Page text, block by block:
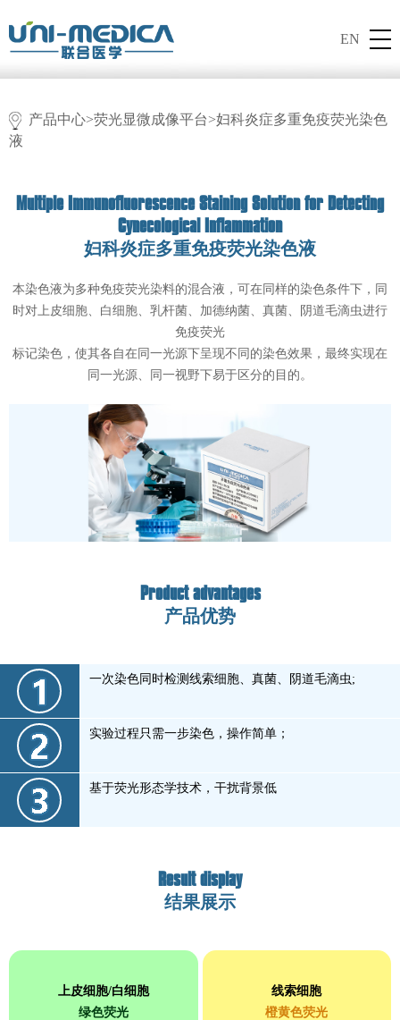
EN
产品中心>荧光显微成像平台>妇科炎症多重免疫荧光染色
液
Multiple Immunofluorescence Staining Solution for Detecting
Cynecological Inflammation
妇科炎症多重免疫荧光染色液
本染色液为多种免疫荧光染料的混合液，可在同样的染色条件下，同
时对上皮细胞、白细胞、乳杆菌、加德纳菌、真菌、阴道毛滴虫进行
免疫荧光
标记染色，使其各自在同一光源下呈现不同的染色效果，最终实现在
同一光源、同一视野下易于区分的目的。
Product advantages
产品优势
一次染色同时检测线索细胞、真菌、阴道毛滴虫;
实验过程只需一步染色，操作简单；
基于荧光形态学技术，干扰背景低
Result display
结果展示
上皮细胞/白细胞
绿色荧光
线索细胞
橙黄色荧光